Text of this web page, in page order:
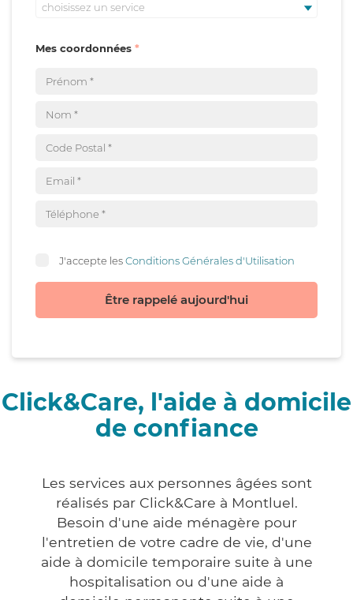
choisissez un service
Mes coordonnées
J'accepte lesConditions Générales d'Utilisation
Être rappelé aujourd'hui
Click&Care, l'aide à domicile
de confiance
Les services aux personnes âgées sont
réalisés par Click&Care à Montluel.
Besoin d'une aide ménagère pour
l'entretien de votre cadre de vie, d'une
aide à domicile temporaire suite à une
hospitalisation ou d'une aide à